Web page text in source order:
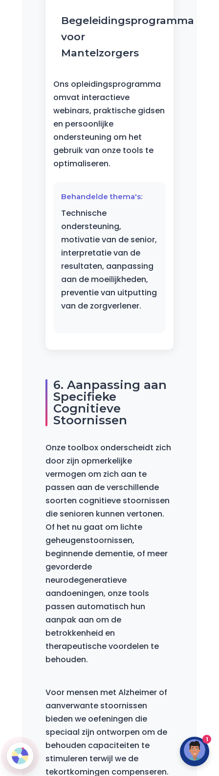
Begeleidingsprogramma
voor
Mantelzorgers
Ons opleidingsprogramma
omvat interactieve
webinars, praktische gidsen
en persoonlijke
ondersteuning om het
gebruik van onze tools te
optimaliseren.
Behandelde thema's:
Technische
ondersteuning,
motivatie van de senior,
interpretatie van de
resultaten, aanpassing
aan de moeilijkheden,
preventie van uitputting
van de zorgverlener.
6. Aanpassing aan
Specifieke
Cognitieve
Stoornissen
Onze toolbox onderscheidt zich
door zijn opmerkelijke
vermogen om zich aan te
passen aan de verschillende
soorten cognitieve stoornissen
die senioren kunnen vertonen.
Of het nu gaat om lichte
geheugenstoornissen,
beginnende dementie, of meer
gevorderde
neurodegeneratieve
aandoeningen, onze tools
passen automatisch hun
aanpak aan om de
betrokkenheid en
therapeutische voordelen te
behouden.
Voor mensen met Alzheimer of
aanverwante stoornissen
bieden we oefeningen die
speciaal zijn ontworpen om de
behouden capaciteiten te
stimuleren terwijl we de
tekortkomingen compenseren.
1